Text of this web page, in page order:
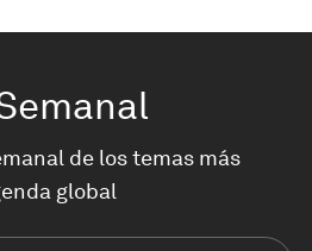
de los temas más
global